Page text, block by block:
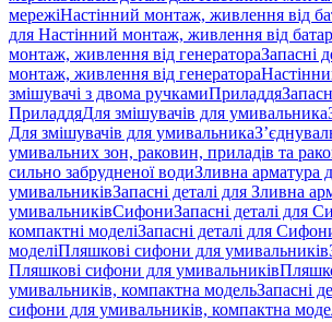
мережіНастінний монтаж, живлення від
для Настінний монтаж, живлення від
монтаж, живлення від генератораЗапасні
монтаж, живлення від генератора
змішувачі з двома ручкамиПриладдя
ПриладдяДля змішувачів для умивальника
Для змішувачів для умивальника
умивальних зон, раковин, приладів та
сильно забрудненої водиЗливна арматура
умивальниківЗапасні деталі для Зливна
умивальниківСифониЗапасні деталі для
компактні моделіЗапасні деталі для
моделіПляшкові сифони для умивальників
Пляшкові сифони для умивальників
умивальників, компактна модельЗапасні
сифони для умивальників, компактна